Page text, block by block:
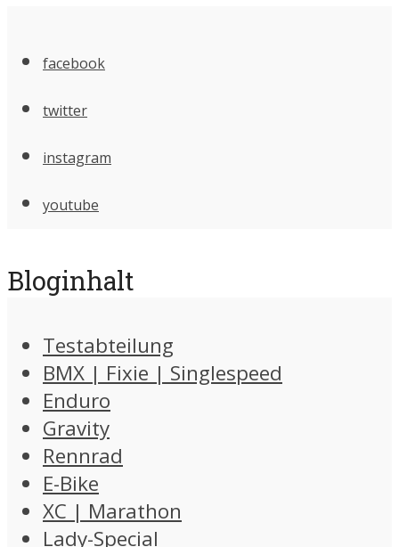
facebook
twitter
instagram
youtube
Bloginhalt
Testabteilung
BMX | Fixie | Singlespeed
Enduro
Gravity
Rennrad
E-Bike
XC | Marathon
Lady-Special